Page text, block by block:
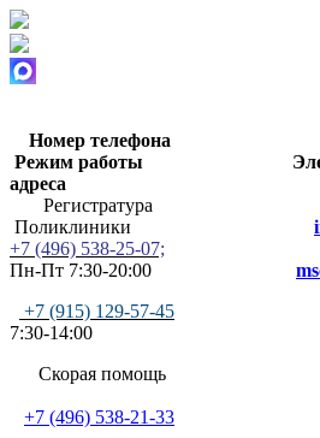
Номер телефона
Режим работы
адреса
Поликлиники
+7 (496) 538-25-07;
Пн-Пт 7:30-20:00
+7 (915) 129-57-45
7:30-14:00
Скорая
+7 (496) 538-21-33